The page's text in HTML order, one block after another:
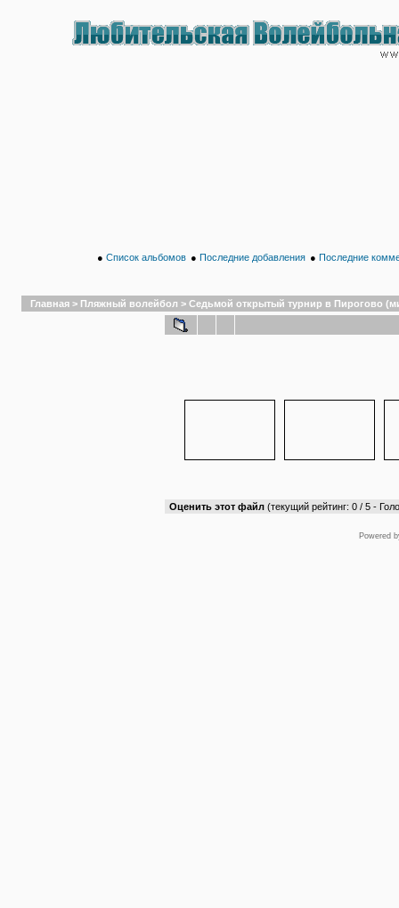
● Список альбомов ● Последние добавления ● Последние
Главная > Пляжный волейбол > Седьмой открытый турнир в Пирогово
Оценить этот файл (текущий рейтинг: 0 / 5 -
Powered